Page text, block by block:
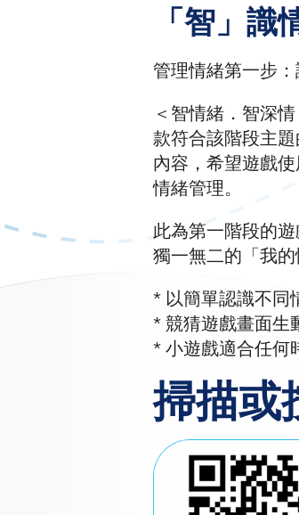
「智」識
管理情緒第一步
＜智情緒．智深
款符合該階段主
內容，希望遊戲
情緒管理。
此為第一階段的
獨一無二的「我
* 以簡單認識不同
* 競猜遊戲畫面生
* 小遊戲適合任何
掃描或